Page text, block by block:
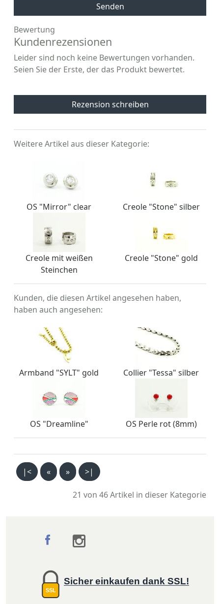
Senden
Bewertung
Kundenrezensionen
Leider sind noch keine Bewertungen vorhanden.
Seien Sie der Erste, der das Produkt bewertet.
Rezension schreiben
Weitere Artikel aus dieser Kategorie:
OS "Mirror" clear Creole "Stone" silber
Creole mit weißen
Steinchen
Creole "Stone" gold
Kunden, die diesen Artikel angesehen haben,
haben auch angesehen:
Armband "SYLT" gold Collier "Tessa" silber
OS "Dreamline" OS Perle rot (8mm)
|< « » >|
21 von 46Artikel in dieser Kategorie
SSL
Sicher einkaufen dank SSL!